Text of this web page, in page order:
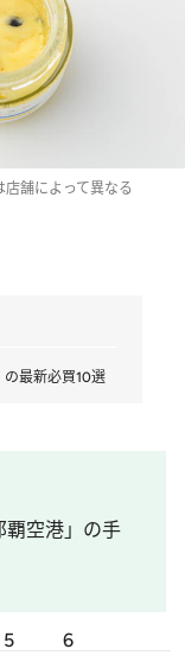
舗によって異なる
最新必買10選
覇空港」の手
5 6